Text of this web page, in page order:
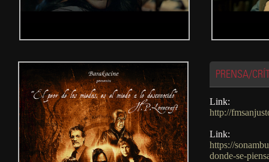
PRENSA/
Link:
http://
Link:
https://
donde-se-